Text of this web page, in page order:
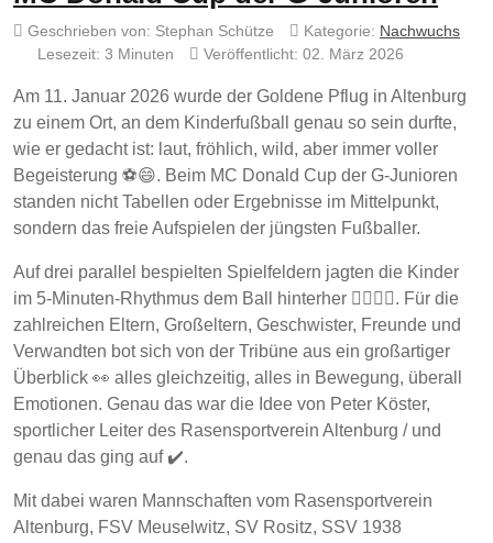
Geschrieben von: Stephan Schütze Kategorie: Nachwuchs
Lesezeit: 3 Minuten
Veröffentlicht: 02. März 2026
Am 11. Januar 2026 wurde der Goldene Pflug in Altenburg
zu einem Ort, an dem Kinderfußball genau so sein durfte,
wie er gedacht ist: laut, fröhlich, wild, aber immer voller
Begeisterung ⚽😄. Beim MC Donald Cup der G-Junioren
standen nicht Tabellen oder Ergebnisse im Mittelpunkt,
sondern das freie Aufspielen der jüngsten Fußballer.
Auf drei parallel bespielten Spielfeldern jagten die Kinder
im 5-Minuten-Rhythmus dem Ball hinterher 🏃‍♂️🏃‍♀️. Für die
zahlreichen Eltern, Großeltern, Geschwister, Freunde und
Verwandten bot sich von der Tribüne aus ein großartiger
Überblick 👀 alles gleichzeitig, alles in Bewegung, überall
Emotionen. Genau das war die Idee von Peter Köster,
sportlicher Leiter des Rasensportverein Altenburg / und
genau das ging auf ✔️.
Mit dabei waren Mannschaften vom Rasensportverein
Altenburg, FSV Meuselwitz, SV Rositz, SSV 1938